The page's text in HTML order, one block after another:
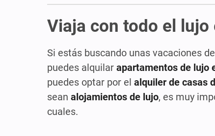
Viaja con todo el lujo
Si estás buscando unas vacaciones
puedes alquilar apartamentos de lujo
puedes optar por el alquiler de casas
sean alojamientos de lujo, es muy
cuales.